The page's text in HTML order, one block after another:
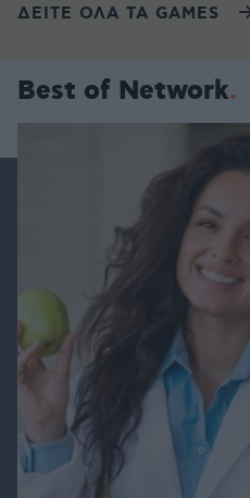
ΔΕΙΤΕ ΟΛΑ ΤΑ GAMES
Best of Network